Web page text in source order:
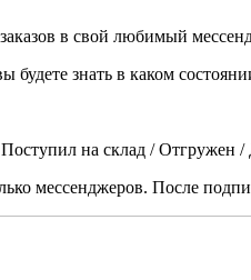
в свой любимый
знать в каком
на склад / Отгружен /
мессенджеров. После